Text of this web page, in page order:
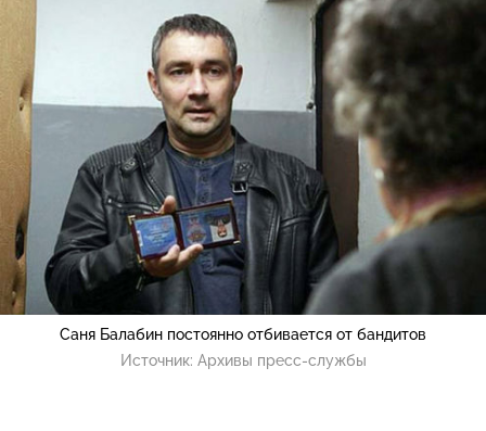
Саня Балабин постоянно отбивается от бандитов
Источник: Архивы пресс-службы